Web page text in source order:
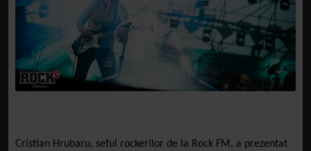
Cristian Hrubaru, seful rockerilor de la Rock FM, a prezentat